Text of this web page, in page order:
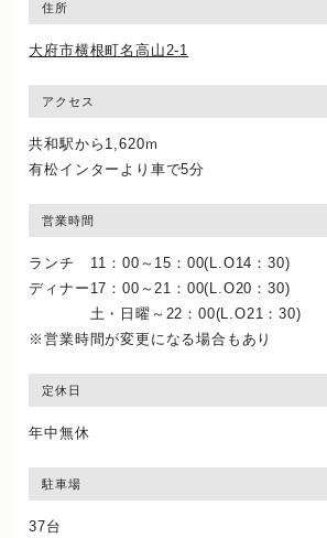
住所
大府市横根町名高山2-1
アクセス
共和駅から1,620ｍ
有松インターより車で5分
営業時間
ランチ 11：00～15：00(L.O14：30)
ディナー17：00～21：00(L.O20：30)
土・日曜～22：00(L.O21：30)
※営業時間が変更になる場合もあり
定休日
年中無休
駐車場
37台